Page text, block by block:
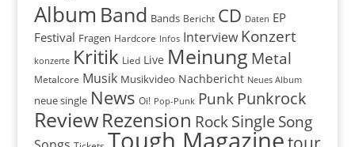
Album Band Bands Bericht CD Daten EP
Festival Fragen Hardcore Infos Interview Konzert
konzerte Kritik Lied Live Meinung Metal
Metalcore Musik Musikvideo Nachbericht Neues Album
neue single News Oi! Pop-Punk Punk Punkrock
ReviewRezension Rock Single Song